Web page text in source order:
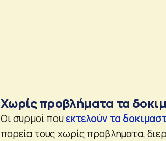
Χωρίς προβλήματα τα
Οι συρμοί πουεκτελούν τα
πορεία τους χωρίς προβλήματα,